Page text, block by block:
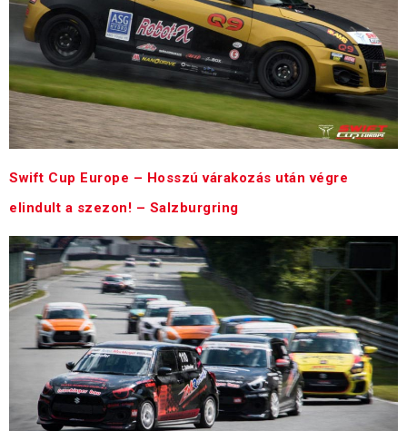
Swift Cup Europe – Hosszú várakozás után végre
elindult a szezon! – Salzburgring